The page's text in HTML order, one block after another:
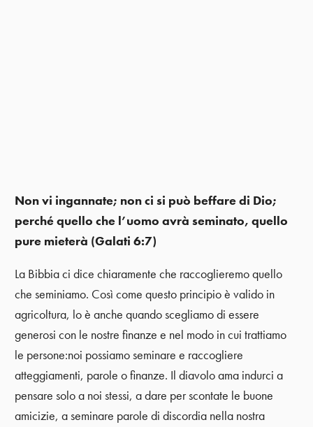
Non vi ingannate; non ci si può beffare di Dio;
perché quello che l’uomo avrà seminato, quello
pure mieterà (Galati 6:7)
La Bibbia ci dice chiaramente che raccoglieremo quello
che seminiamo. Così come questo principio è valido in
agricoltura, lo è anche quando scegliamo di essere
generosi con le nostre finanze e nel modo in cui trattiamo
le persone:noi possiamo seminare e raccogliere
atteggiamenti, parole o finanze. Il diavolo ama indurci a
pensare solo a noi stessi, a dare per scontate le buone
amicizie, a seminare parole di discordia nella nostra